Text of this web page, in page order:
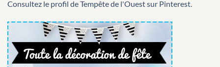
Consultez le profil de Tempête de l'Ouest sur Pinterest.